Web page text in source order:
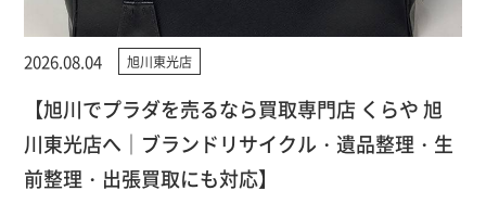
2026.08.04 旭川東光店
【旭川でプラダを売るなら買取専門店 くらや 旭
川東光店へ｜ブランドリサイクル・遺品整理・生
前整理・出張買取にも対応】